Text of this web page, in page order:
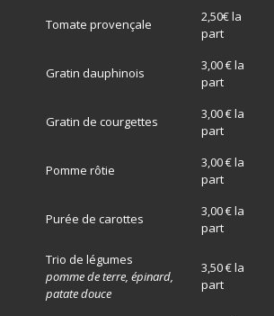
Tomate provençale
2,50€ la
part
Gratin dauphinois
3,00 € la
part
Gratin de courgettes
3,00 € la
part
Pomme rôtie
3,00 € la
part
Purée de carottes
3,00 € la
part
Trio de légumes
pomme de terre, épinard,
patate douce
3,50 € la
part